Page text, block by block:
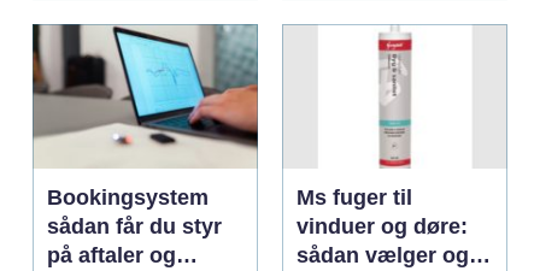
Bookingsystem
sådan får du styr
på aftaler og
Ms fuger til
vinduer og døre:
sådan vælger og